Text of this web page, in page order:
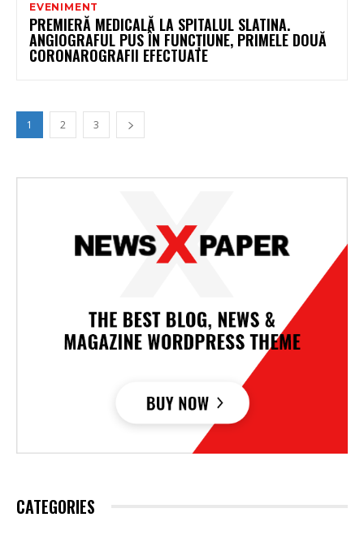
EVENIMENT
PREMIERĂ MEDICALĂ LA SPITALUL SLATINA.
ANGIOGRAFUL PUS ÎN FUNCȚIUNE, PRIMELE DOUĂ
CORONAROGRAFII EFECTUATE
1 2 3
CATEGORIES